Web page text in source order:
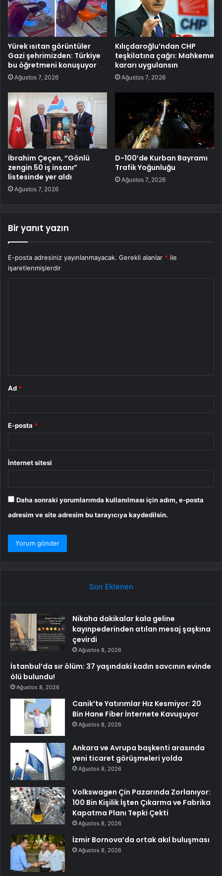
Yürek ısıtan görüntüler
Gazi şehrimizden: Türkiye
bu öğretmeni konuşuyor
Ağustos 7, 2026
Kılıçdaroğlu’ndan CHP
teşkilatına çağrı: Mahkeme
kararı uygulansın
Ağustos 7, 2026
İbrahim Çeçen, “Gönlü
zengin 50 iş insanı”
listesinde yer aldı
Ağustos 7, 2026
D-100’de Kurban Bayramı
Trafik Yoğunluğu
Ağustos 7, 2026
Bir yanıt yazın
E-posta adresiniz yayınlanmayacak. Gerekli alanlar * ile
işaretlenmişlerdir
Ad *
E-posta *
İnternet sitesi
Daha sonraki yorumlarımda kullanılması için adım, e-posta
adresim ve site adresim bu tarayıcıya kaydedilsin.
Son Eklenen
Nikaha dakikalar kala geline
kayınpederinden atılan mesaj şaşkına
çevirdi
Ağustos 8, 2026
İstanbul’da sır ölüm: 37 yaşındaki kadın savcının evinde
ölü bulundu!
Ağustos 8, 2026
Canik’te Yatırımlar Hız Kesmiyor: 20
Bin Hane Fiber İnternete Kavuşuyor
Ağustos 8, 2026
Ankara ve Avrupa başkenti arasında
yeni ticaret görüşmeleri yolda
Ağustos 8, 2026
Volkswagen Çin Pazarında Zorlanıyor:
100 Bin Kişilik İşten Çıkarma ve Fabrika
Kapatma Planı Tepki Çekti
Ağustos 8, 2026
İzmir Bornova’da ortak akıl buluşması
Ağustos 8, 2026